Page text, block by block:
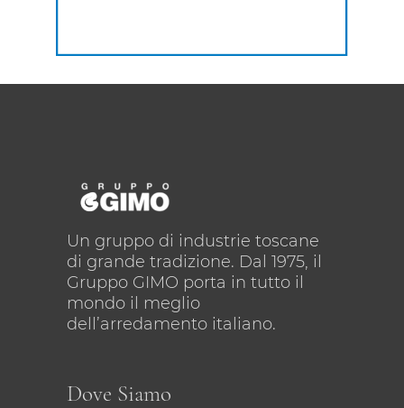
Un gruppo di industrie toscane
di grande tradizione. Dal 1975, il
Gruppo GIMO porta in tutto il
mondo il meglio
dell’arredamento italiano.
Dove Siamo